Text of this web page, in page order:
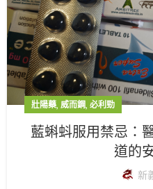
壯陽藥, 威而鋼, 必利勁
藍蝌蚪服用禁忌：
道的
新